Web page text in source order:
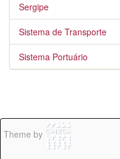
Sergipe
Sistema de Transporte
Sistema Portuário
Theme by